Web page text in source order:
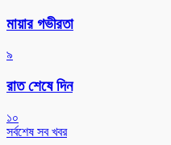
মায়ার গভীরতা
৯
রাত শেষে দিন
১০
সর্বশেষ সব খবর